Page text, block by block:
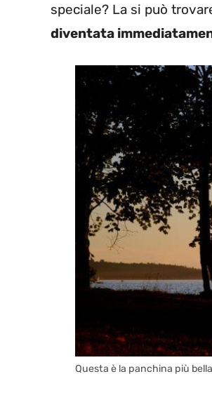
speciale? La si può
diventata
Questa è la panchina più